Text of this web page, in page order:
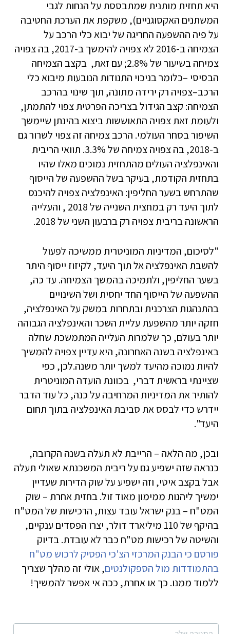
היא תחזית מותנית שמתבססת על הנחות לגבי
המשתנים האקסוגניים), משקפת את הערכת החטיבה
על פיה ההשפעה החריגה של יבוא כלי הרכב על
הצמיחה ב-2016 לא צפויה להימשך ב-2017, בה צפויה
צמיחה בשיעור של 2.8%; עם זאת, בקצב הצמיחה
הבסיסי –כלומר בניכוי התנודות הנובעות מיבוא כלי
הרכב–צפויה רק ירידה מתונה, תוך שינוי בהרכב
הצמיחה: קצב הגידול בצריכה הפרטית צפוי להתמתן,
ולעומת זאת צפויה התאוששות ביצוא בהינתן שיימשך
השיפור בסחר העולמי. הרכב צמיחה זה צפוי לשרור גם
ב-2018, בה צפויה צמיחה של 3.3%. תוואי הריבית
והאינפלציה העולים מהתחזית נמוכים מאלו שהיו
בתחזית הקודמת, בעיקר בשל ההשפעה של הייסוף
שהתרחש בשער החליפין: האינפלציה צפויה להיכנס
לתוך היעד רק במחצית השנייה של 2018 , והעלייה
הראשונה בריבית צפויה רק ברבעון השני של 2018.
"לסיכום, המדיניות המוניטרית ממשיכה לפעול
להשבת האינפלציה אל תוך היעד, לקיזוז ייסוף היתר
בשער החליפין, ולתמיכה בהמשך הצמיחה. עד כה,
ההשפעה של הייסוף החד יחסית ושל השינויים
בהתנהגות הצרכנית ובתחרות במשק על האינפלציה,
חזקה יותר מהשפעת עליית השכר והאינפלציה הגבוהה
יותר בעולם, כך שלמרות העלייה המתמשכת שחלה
באינפלציה בשנה האחרונה, היא עדיין צפויה להמשיך
להיות נמוכה מהיעד למשך יותר משנה.לכן, כפי
שציינתי בראשית דברי, בכוונת הועדה המוניטרית
להותיר את המדיניות המרחיבה על כנה, כל עוד הדבר
יידרש כדי לבסס את סביבת האינפלציה בתוך תחום
היעד".
ובכן, מה הלאה – הרייבת לא תעלה בשנה הקרובה,
כנראה שזה ישפיע גם על ריבית המשכנתא שאולי תעלה
אבל בקצב איטי, וזה ישפיע על שוק הדירות שעדיין
ימשיך ליהנות ממימון מאוד זול. בחזית אחרת – שוק
המט"ח – בנק ישראל עובד עצות, הרכישות של המט"ח
בהיקף של 110 מיליארד דולר, יצרו הפסדים ענקיים,
והשיטה של רכישות מט"ח כבר לא עובדת. בדיוק
פורסם כי הבנק המרכזי הצ'כי הפסיק לרכוש מט"ח
בהתמודדות מול הספקולנטים, אולי זה מהלך שצריך
ללמוד ממנו. כך או אחרת, ככה אי אפשר להמשיך!